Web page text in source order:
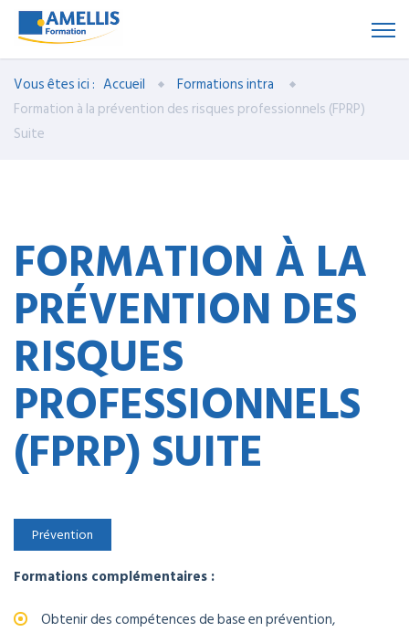
Vous êtes ici : Accueil
Formations intra
Formation à la prévention des risques professionnels (FPRP)
Suite
FORMATION À LA
PRÉVENTION DES
RISQUES
PROFESSIONNELS
(FPRP) SUITE
Prévention
Formations complémentaires :
Obtenir des compétences de base en prévention,